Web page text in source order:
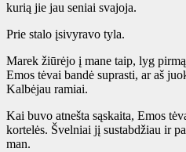
kurią jie jau seniai svajoja.
Prie stalo įsivyravo tyla.
Marek žiūrėjo į mane taip, lyg
Emos tėvai bandė suprasti, ar aš
Kalbėjau ramiai.
Kai buvo atnešta sąskaita, Emos
kortelės. Švelniai jį sustabdžiau ir
man.